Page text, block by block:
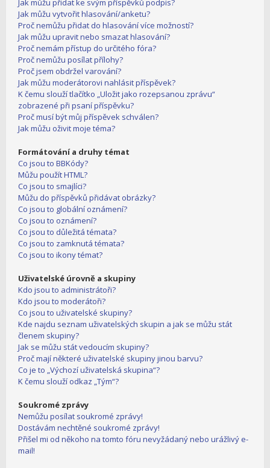
Jak můžu přidat ke svým příspěvků podpis?
Jak můžu vytvořit hlasování/anketu?
Proč nemůžu přidat do hlasování více možností?
Jak můžu upravit nebo smazat hlasování?
Proč nemám přístup do určitého fóra?
Proč nemůžu posílat přílohy?
Proč jsem obdržel varování?
Jak můžu moderátorovi nahlásit příspěvek?
K čemu slouží tlačítko „Uložit jako rozepsanou zprávu“
zobrazené při psaní příspěvku?
Proč musí být můj příspěvek schválen?
Jak můžu oživit moje téma?
Formátování a druhy témat
Co jsou to BBKódy?
Můžu použít HTML?
Co jsou to smajlíci?
Můžu do příspěvků přidávat obrázky?
Co jsou to globální oznámení?
Co jsou to oznámení?
Co jsou to důležitá témata?
Co jsou to zamknutá témata?
Co jsou to ikony témat?
Uživatelské úrovně a skupiny
Kdo jsou to administrátoři?
Kdo jsou to moderátoři?
Co jsou to uživatelské skupiny?
Kde najdu seznam uživatelských skupin a jak se můžu stát
členem skupiny?
Jak se můžu stát vedoucím skupiny?
Proč mají některé uživatelské skupiny jinou barvu?
Co je to „Výchozí uživatelská skupina“?
K čemu slouží odkaz „Tým“?
Soukromé zprávy
Nemůžu posílat soukromé zprávy!
Dostávám nechtěné soukromé zprávy!
Přišel mi od někoho na tomto fóru nevyžádaný nebo urážlivý e-
mail!